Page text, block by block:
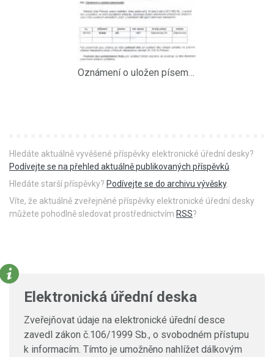
Oznámení o uložen písemnosti
Hledáte aktuálně vyvěšené příspěvky elektronické úřední desky?
Podívejte se na přehled aktuálně publikovaných příspěvků
Hledáte starší příspěvky? Podívejte se do archivu vývěsky.
Víte, že aktuálně zveřejněné příspěvky elektronické úřední desky
můžete pohodlně sledovat prostřednictvím RSS?
Elektronická úřední deska
Zveřejňovat údaje na elektronické úřední desce
zavedl zákon č.106/1999 Sb., o svobodném přístupu
k informacím. Tímto je umožněno nahlížet dálkovým